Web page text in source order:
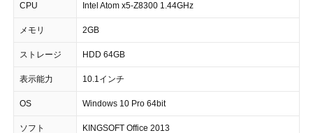
CPU Intel Atom x5-Z8300 1.44GHz
メモリ 2GB
ストレージ HDD 64GB
表示能力 10.1インチ
OS Windows 10 Pro 64bit
ソフト KINGSOFT Office 2013